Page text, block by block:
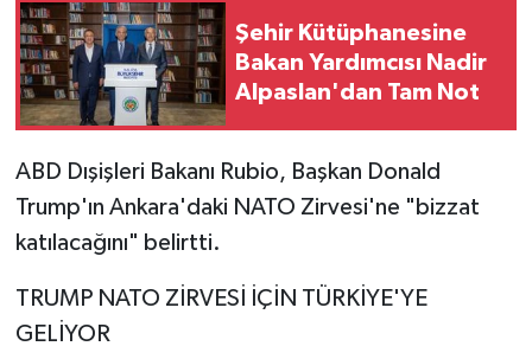
Şehir Kütüphanesine
Bakan Yardımcısı Nadir
Alpaslan'dan Tam Not
ABD Dışişleri Bakanı Rubio, Başkan Donald
Trump'ın Ankara'daki NATO Zirvesi'ne "bizzat
katılacağını" belirtti.
TRUMP NATO ZİRVESİ İÇİN TÜRKİYE'YE
GELİYOR